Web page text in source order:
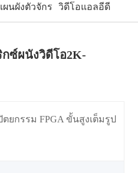
ผนผังตัวจักร วิดีโอแอลอีดี
กซ์ผนังวิดีโอ2K-
ตยกรรม FPGA ขั้นสูงเต็มรูป